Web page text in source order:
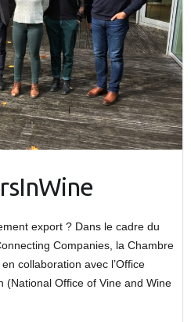
export ? Dans le cadre du
Companies, la Chambre
collaboration avec l’Office
(National Office of Vine and Wine